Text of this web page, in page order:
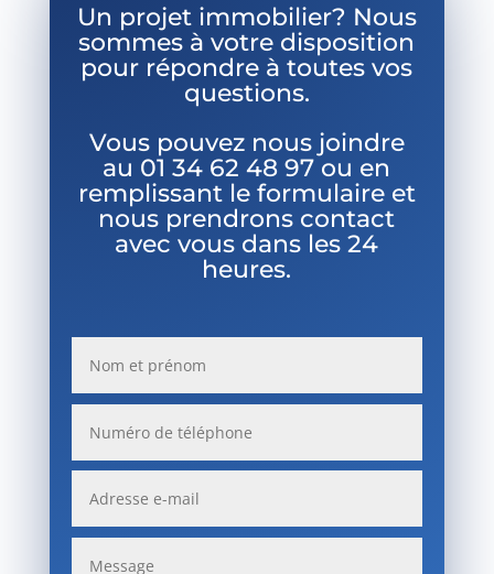
Un projet immobilier? Nous
sommes à votre disposition
pour répondre à toutes vos
questions.
Vous pouvez nous joindre
au 01 34 62 48 97 ou en
remplissant le formulaire et
nous prendrons contact
avec vous dans les 24
heures.